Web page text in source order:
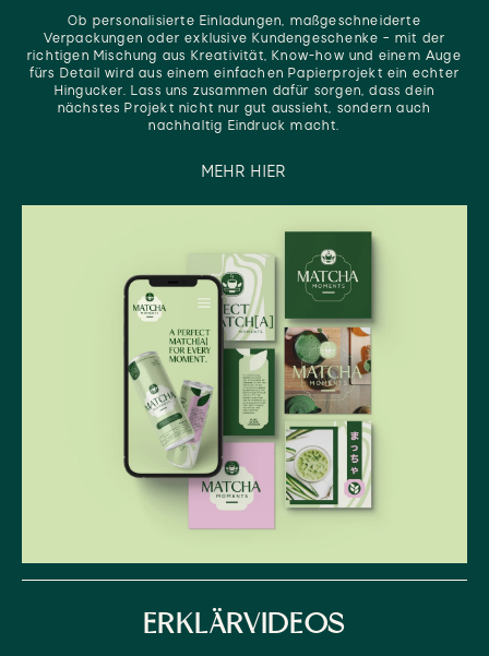
Ob personalisierte Einladungen, maßgeschneiderte
Verpackungen oder exklusive Kundengeschenke – mit der
richtigen Mischung aus Kreativität, Know-how und einem Auge
fürs Detail wird aus einem einfachen Papierprojekt ein echter
Hingucker. Lass uns zusammen dafür sorgen, dass dein
nächstes Projekt nicht nur gut aussieht, sondern auch
nachhaltig Eindruck macht.
MEHR HIER
ERKLÄRVIDEOS